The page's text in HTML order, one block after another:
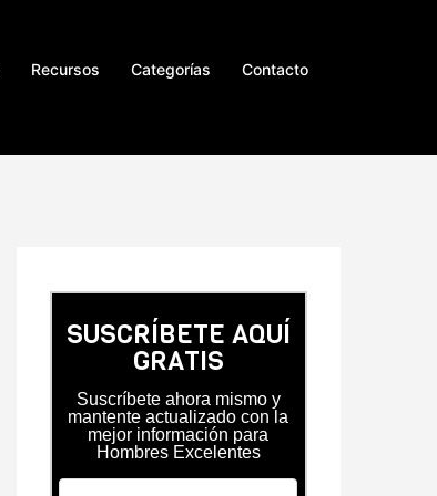
Recursos Categorías Contacto
SUSCRÍBETE AQUÍ
GRATIS
Suscríbete ahora mismo y
mantente actualizado con la
mejor información para
Hombres Excelentes